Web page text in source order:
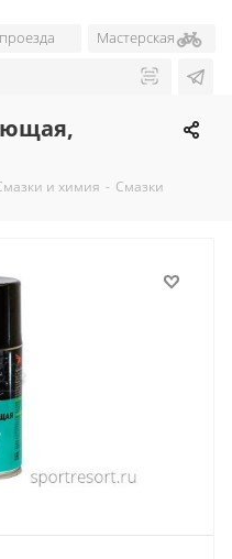
Мастерская
и химия - Смазки